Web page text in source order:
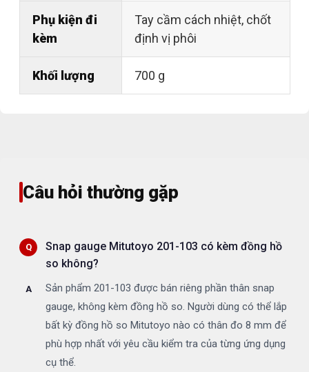
Phụ kiện đi
kèm
Tay cầm cách nhiệt, chốt
định vị phôi
Khối lượng 700 g
Câu hỏi thường gặp
Snap gauge Mitutoyo 201-103 có kèm đồng hồ
so không?
Sản phẩm 201-103 được bán riêng phần thân snap
gauge, không kèm đồng hồ so. Người dùng có thể lắp
bất kỳ đồng hồ so Mitutoyo nào có thân đo 8 mm để
phù hợp nhất với yêu cầu kiểm tra của từng ứng dụng
cụ thể.